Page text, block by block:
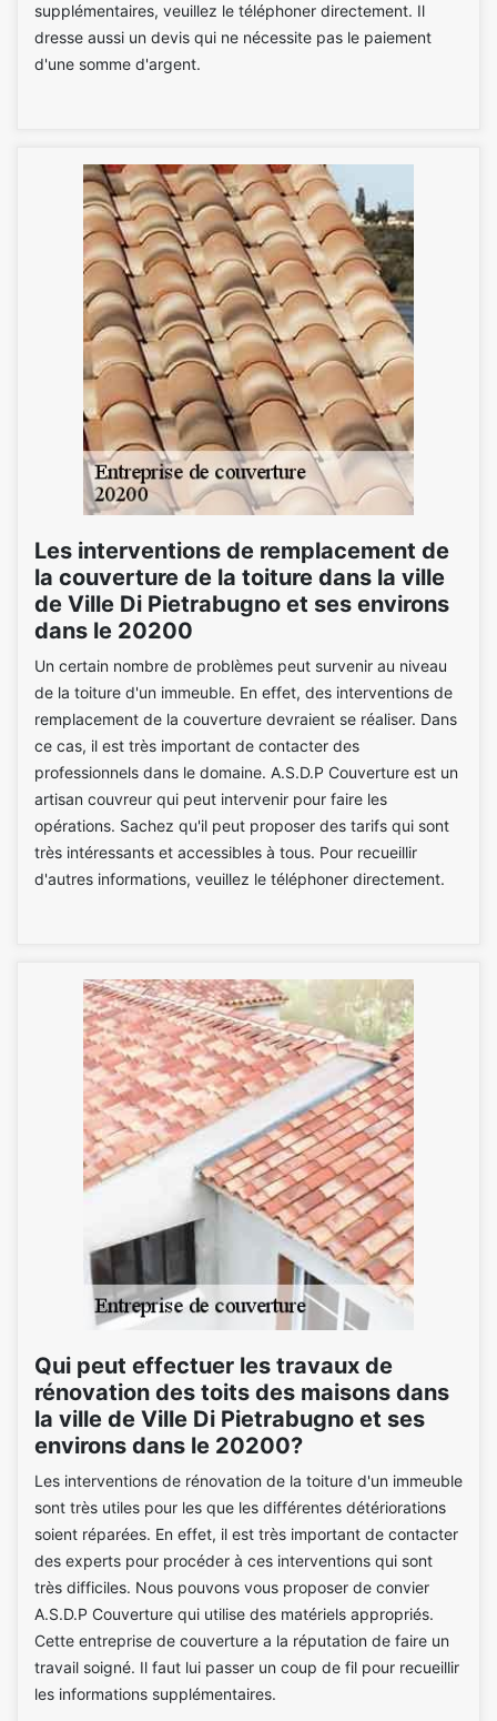
supplémentaires, veuillez le téléphoner directement. Il
dresse aussi un devis qui ne nécessite pas le paiement
d'une somme d'argent.
Les interventions de remplacement de
la couverture de la toiture dans la ville
de Ville Di Pietrabugno et ses environs
dans le 20200
Un certain nombre de problèmes peut survenir au niveau
de la toiture d'un immeuble. En effet, des interventions de
remplacement de la couverture devraient se réaliser. Dans
ce cas, il est très important de contacter des
professionnels dans le domaine. A.S.D.P Couverture est un
artisan couvreur qui peut intervenir pour faire les
opérations. Sachez qu'il peut proposer des tarifs qui sont
très intéressants et accessibles à tous. Pour recueillir
d'autres informations, veuillez le téléphoner directement.
Qui peut effectuer les travaux de
rénovation des toits des maisons dans
la ville de Ville Di Pietrabugno et ses
environs dans le 20200?
Les interventions de rénovation de la toiture d'un immeuble
sont très utiles pour les que les différentes détériorations
soient réparées. En effet, il est très important de contacter
des experts pour procéder à ces interventions qui sont
très difficiles. Nous pouvons vous proposer de convier
A.S.D.P Couverture qui utilise des matériels appropriés.
Cette entreprise de couverture a la réputation de faire un
travail soigné. Il faut lui passer un coup de fil pour recueillir
les informations supplémentaires.